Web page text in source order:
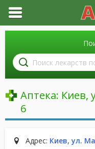
Поиск
лекарств
по
названию
Аптека: Киев,
6
Адрес: Киев, ул.